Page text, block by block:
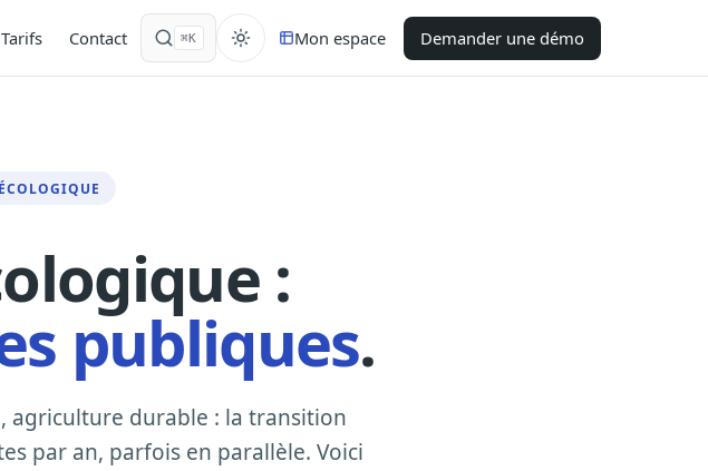
Tarifs Contact ⌘K Mon espace Demander une démo
:
publiques.
agriculture durable : la transition
par an, parfois en parallèle. Voici